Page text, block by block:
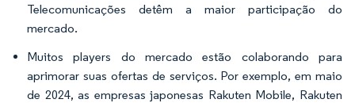
Telecomunicações detêm a maior participação do
mercado.
Muitos players do mercado estão colaborando para
aprimorar suas ofertas de serviços. Por exemplo, em maio
de 2024, as empresas japonesas Rakuten Mobile, Rakuten